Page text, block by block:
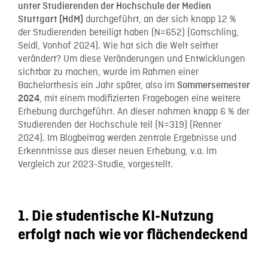
unter Studierenden der Hochschule der Medien
Stuttgart (HdM) durchgeführt, an der sich knapp 12 %
der Studierenden beteiligt haben (N=652) (Gottschling,
Seidl, Vonhof 2024). Wie hat sich die Welt seither
verändert? Um diese Veränderungen und Entwicklungen
sichtbar zu machen, wurde im Rahmen einer
Bachelorthesis ein Jahr später, also im Sommersemester
2024, mit einem modifizierten Fragebogen eine weitere
Erhebung durchgeführt. An dieser nahmen knapp 6 % der
Studierenden der Hochschule teil (N=319) (Renner
2024). Im Blogbeitrag werden zentrale Ergebnisse und
Erkenntnisse aus dieser neuen Erhebung, v.a. im
Vergleich zur 2023-Studie, vorgestellt.
1. Die studentische KI-Nutzung
erfolgt nach wie vor flächendeckend